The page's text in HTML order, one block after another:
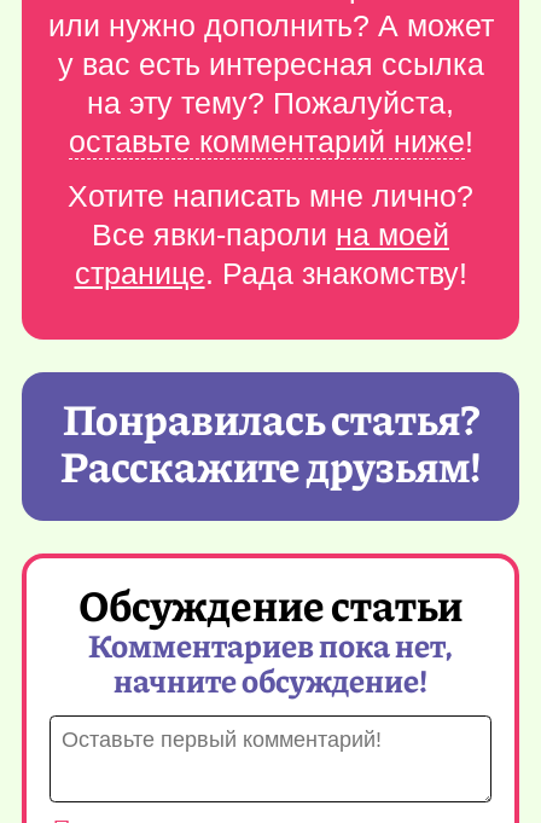
или нужно дополнить? А может
у вас есть интересная ссылка
на эту тему? Пожалуйста,
оставьте комментарий ниже!
Хотите написать мне лично?
Все явки-пароли на моей
странице. Рада знакомству!
Понравилась статья?
Расскажите друзьям!
Обсуждение статьи
Комментариев пока нет,
начните обсуждение!